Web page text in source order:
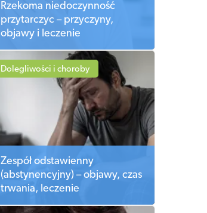
Rzekoma niedoczynność
przytarczyc – przyczyny,
objawy i leczenie
Dolegliwości i choroby
Zespół odstawienny
(abstynencyjny) – objawy, czas
trwania, leczenie